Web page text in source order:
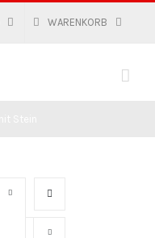
WARENKORB